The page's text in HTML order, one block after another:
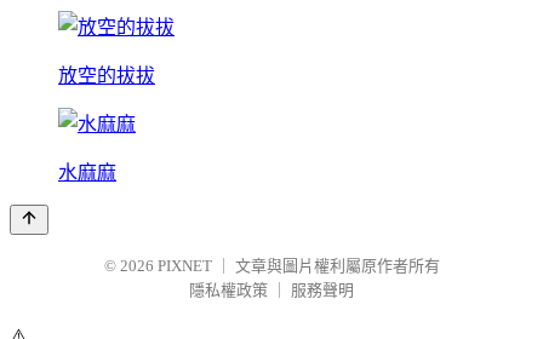
放空的拔拔
水麻麻
© 2026 PIXNET
文章與圖片權利屬原作者所有
隱私權政策
服務聲明